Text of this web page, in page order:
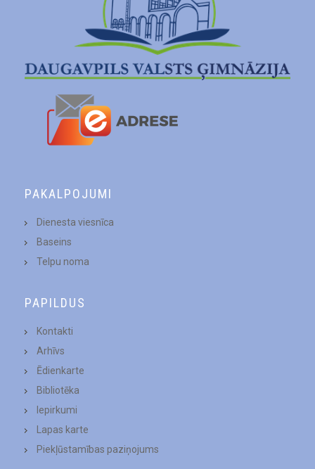
PAKALPOJUMI
Dienesta viesnīca
Baseins
Telpu noma
PAPILDUS
Kontakti
Arhīvs
Ēdienkarte
Bibliotēka
Iepirkumi
Lapas karte
Piekļūstamības paziņojums